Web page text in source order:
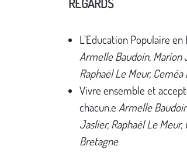
REGARDS
L'Education Populaire en
Armelle Baudoin, Marion
Raphaël Le Meur,
Vivre ensemble et
chacun.e Armelle
Jaslier, Raphaël Le Meur,
Bretagne